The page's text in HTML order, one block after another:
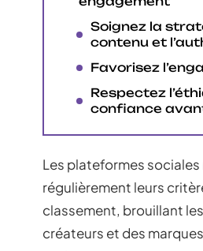
Soignez la
contenu et
Favorisez
Respectez
confiance
Les plateformes
régulièrement leurs
classement, brouillant
créateurs et des